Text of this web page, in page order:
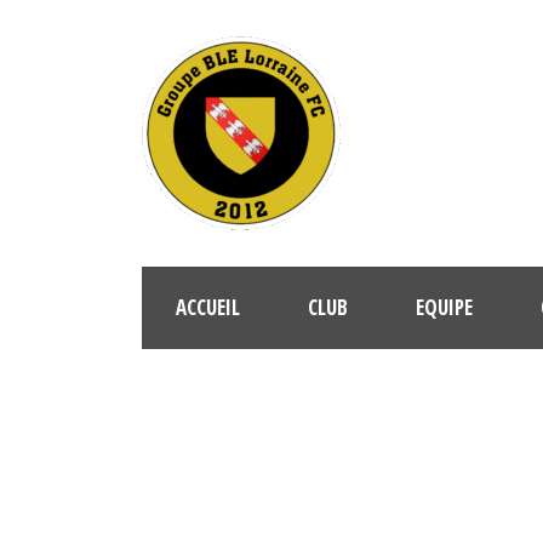
ACCUEIL CLUB EQUIPE